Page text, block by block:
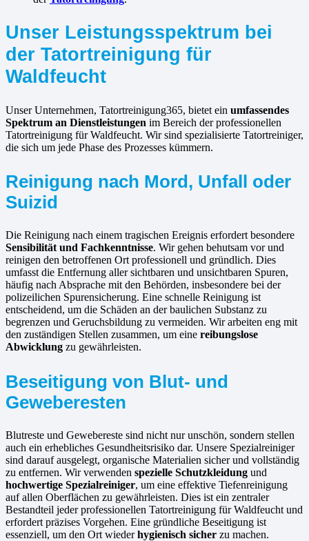
Unser Leistungsspektrum bei
der Tatortreinigung für
Waldfeucht
Unser Unternehmen, Tatortreinigung365, bietet ein umfassendes
Spektrum an Dienstleistungen im Bereich der professionellen
Tatortreinigung für Waldfeucht. Wir sind spezialisierte Tatortreiniger,
die sich um jede Phase des Prozesses kümmern.
Reinigung nach Mord, Unfall oder
Suizid
Die Reinigung nach einem tragischen Ereignis erfordert besondere
Sensibilität und Fachkenntnisse. Wir gehen behutsam vor und
reinigen den betroffenen Ort professionell und gründlich. Dies
umfasst die Entfernung aller sichtbaren und unsichtbaren Spuren,
häufig nach Absprache mit den Behörden, insbesondere bei der
polizeilichen Spurensicherung. Eine schnelle Reinigung ist
entscheidend, um die Schäden an der baulichen Substanz zu
begrenzen und Geruchsbildung zu vermeiden. Wir arbeiten eng mit
den zuständigen Stellen zusammen, um eine reibungslose
Abwicklung zu gewährleisten.
Beseitigung von Blut- und
Geweberesten
Blutreste und Gewebereste sind nicht nur unschön, sondern stellen
auch ein erhebliches Gesundheitsrisiko dar. Unsere Spezialreiniger
sind darauf ausgelegt, organische Materialien sicher und vollständig
zu entfernen. Wir verwenden spezielle Schutzkleidung und
hochwertige Spezialreiniger, um eine effektive Tiefenreinigung
auf allen Oberflächen zu gewährleisten. Dies ist ein zentraler
Bestandteil jeder professionellen Tatortreinigung für Waldfeucht und
erfordert präzises Vorgehen. Eine gründliche Beseitigung ist
essenziell, um den Ort wiederhygienisch sicher zu machen.